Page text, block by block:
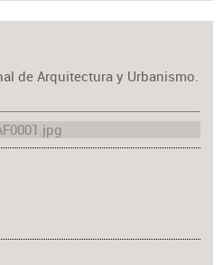
de Arquitectura y Urbanismo.